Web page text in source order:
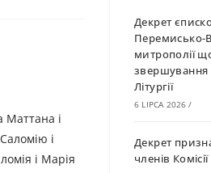
Маттана і
і
і Марія
Декрет
Перемисько-
митрополії
звершування
Літургії
6 LIPCA 2026 /
Декрет
членів